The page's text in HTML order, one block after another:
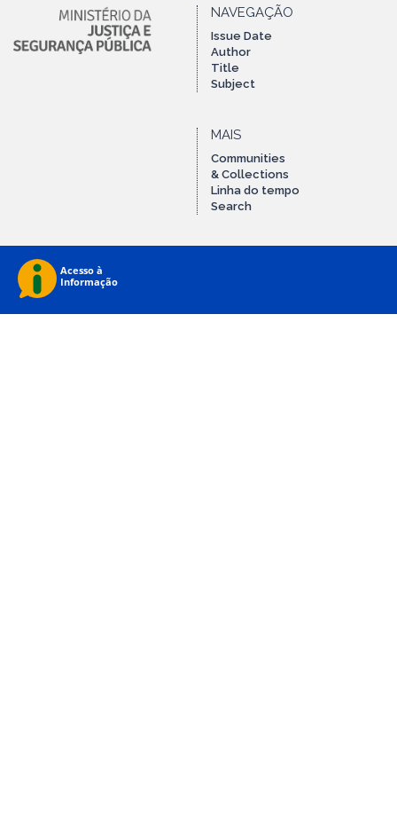
NAVEGAÇÃO
Issue Date
Author
Title
Subject
MAIS
Communities
& Collections
Linha do tempo
Search